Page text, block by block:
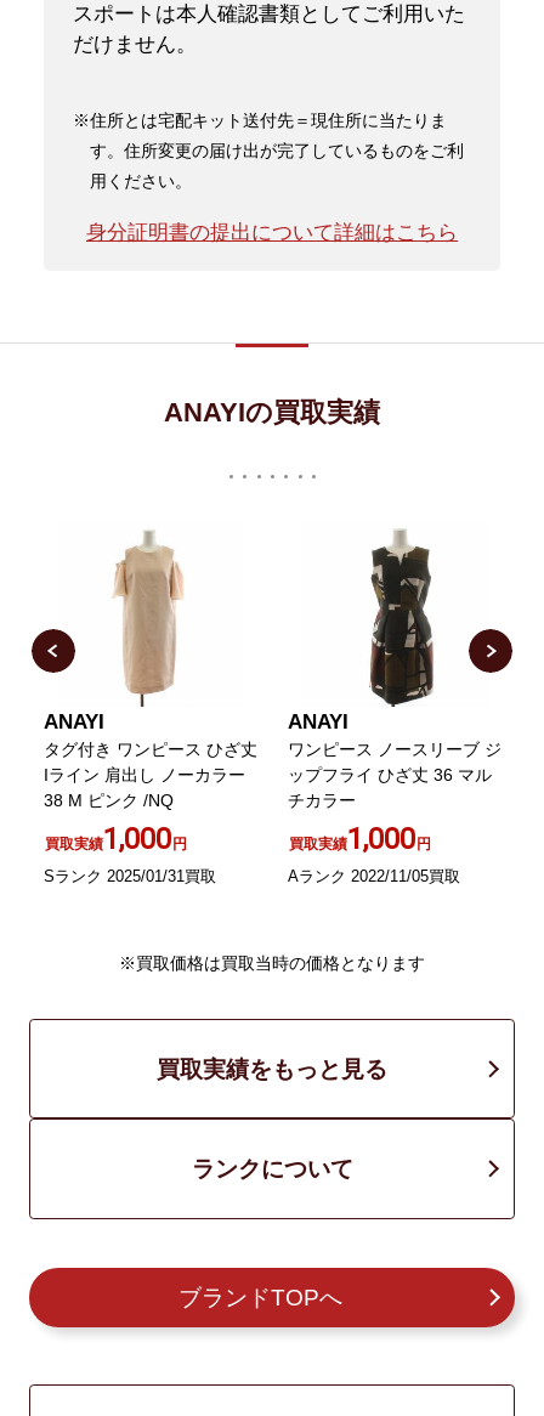
スポートは本人確認書類としてご利用いた
だけません。
※住所とは宅配キット送付先＝現住所に当たりま
す。住所変更の届け出が完了しているものをご利
用ください。
身分証明書の提出について詳細はこちら
ANAYIの買取実績
ANAYI
タグ付き ワンピース ひざ丈
Iライン 肩出し ノーカラー
38 M ピンク /NQ
買取実績1,000円
Sランク 2025/01/31買取
ANAYI
ワンピース ノースリーブ ジ
ップフライ ひざ丈 36 マル
チカラー
買取実績1,000円
Aランク 2022/11/05買取
※買取価格は買取当時の価格となります
買取実績をもっと見る
ランクについて
ブランドTOPへ